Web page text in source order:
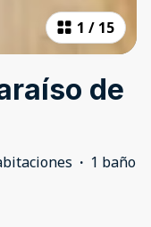
1 / 15
de
· 1 baño